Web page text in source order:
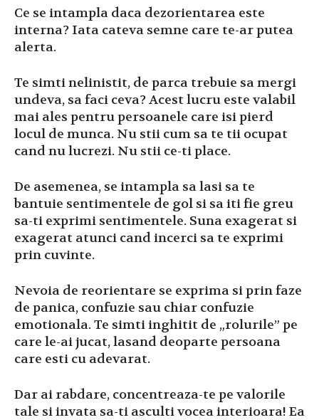
Ce se intampla daca dezorientarea este
interna? Iata cateva semne care te-ar putea
alerta.
Te simti nelinistit, de parca trebuie sa mergi
undeva, sa faci ceva? Acest lucru este valabil
mai ales pentru persoanele care isi pierd
locul de munca. Nu stii cum sa te tii ocupat
cand nu lucrezi. Nu stii ce-ti place.
De asemenea, se intampla sa lasi sa te
bantuie sentimentele de gol si sa iti fie greu
sa-ti exprimi sentimentele. Suna exagerat si
exagerat atunci cand incerci sa te exprimi
prin cuvinte.
Nevoia de reorientare se exprima si prin faze
de panica, confuzie sau chiar confuzie
emotionala. Te simti inghitit de „rolurile” pe
care le-ai jucat, lasand deoparte persoana
care esti cu adevarat.
Dar ai rabdare, concentreaza-te pe valorile
tale si invata sa-ti asculti vocea interioara! Ea